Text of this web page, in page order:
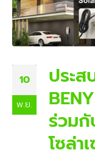
10
พ.ย.
ประ
ร่วม
โซล่า